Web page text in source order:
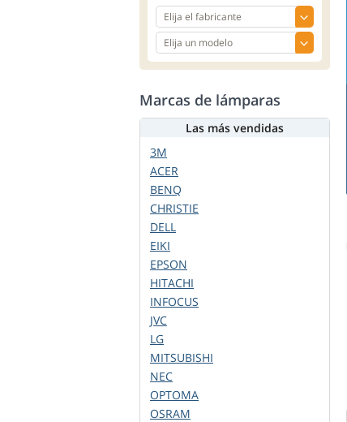
Marcas de lámparas
Las más vendidas
3M
ACER
BENQ
CHRISTIE
DELL
EIKI
EPSON
HITACHI
INFOCUS
JVC
LG
MITSUBISHI
NEC
OPTOMA
OSRAM